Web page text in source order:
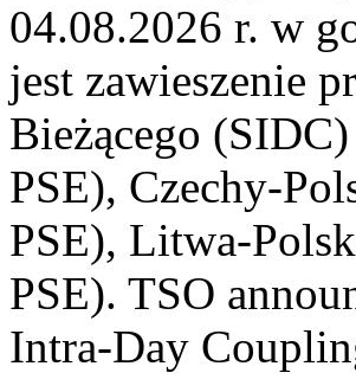
04.08.2026 r. w
jest zawieszenie
Bieżącego
PSE), Czechy-
PSE), Litwa-
PSE). TSO
Intra-Day